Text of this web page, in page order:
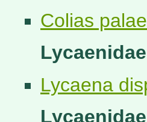
Colias
Lycaena